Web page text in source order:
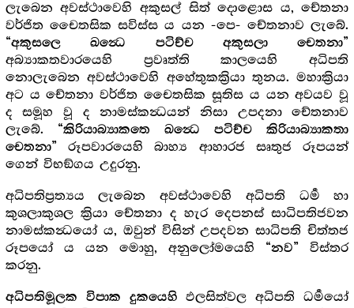
ලැබෙන අවස්ථාවෙහි අකුසල් සිත් දොළොස ය, චේතනා
වර්ජිත චෛතසික සවිස්ස ය යන -පෙ- චේතනාව ලැබේ.
“අකුසලෙ ඛන්‍ධෙ පටිච්ච අකුසලා චෙතනා”
අබ්‍යාකතවාරයෙහි ප්‍රවෘත්ති කාලයෙහි අධිපති
නොලැබෙන අවස්ථාවෙහි අහේතුකක්‍රියා තුනය. මහාක්‍රියා
අට ය චේතනා වර්ජිත චෛතසික සූතිස ය යන අවයව වූ
ද සමූහ වූ ද නාමස්කන්‍ධයන් නිසා උපදනා චේතනාව
ලැබේ. “කිරියාබ්‍යාකතෙ ඛන්‍ධෙ පටිච්ච කිරියාබ්‍යාකතා
චෙතනා”රූපවාරයෙහි බාහ්‍ය ආහාරජ සෘතුජ රූපයන්
ගෙන් විභඞ්ගය උදුරනු.
අධිපතිප්‍රත්‍යය ලැබෙන අවස්ථාවෙහි අධිපති ධර්‍ම හා
කුශලාකුශල ක්‍රියා චේතනා ද හැර දෙපනස් සාධිපතිජවන
නාමස්කන්‍ධයෝ ය, ඔවුන් විසින් උපදවන සාධිපති චිත්තජ
රූපයෝ ය යන මොහු, අනුලෝමයෙහි “නව” විස්තර
කරනු.
අධිපතිමූලක විපාක දුකයෙහි ඵලසිත්වල අධිපති ධර්‍මයෝ